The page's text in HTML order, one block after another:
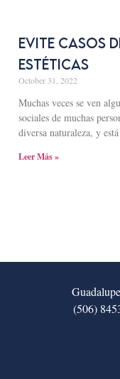
Evite casos
estéticas
October 31, 2022
Muchas veces se ven
sociales de muchas
diversa naturaleza, y está
Leer Más »
(506)